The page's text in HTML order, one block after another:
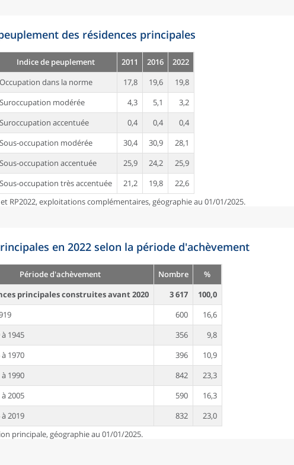
des résidences principales
Indice de peuplement 2011 2016
2022
Occupation dans la norme
17,8 19,6
19,8
Suroccupation modérée
4,3 5,1
3,2
Suroccupation accentuée
0,4 0,4
0,4
Sous-occupation modérée
30,4 30,9
28,1
Sous-occupation accentuée
25,9 24,2
25,9
Sous-occupation très accentuée
21,2 19,8
22,6
et RP2022, exploitations complémentaires, géographie au 01/01/2025.
en 2022 selon la période d'achèvement
Période d'achèvement Nombre
%
principales construites avant 2020
3 617
100,0
600
16,6
1945
356
9,8
1970
396
10,9
1990
842
23,3
2005
590
16,3
2019
832
23,0
principale, géographie au 01/01/2025.